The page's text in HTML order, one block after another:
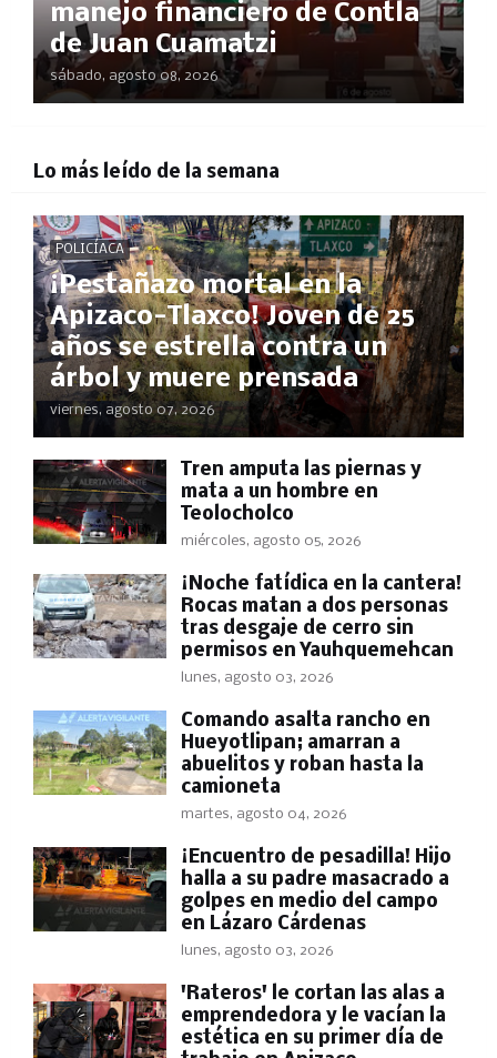
manejo financiero de Contla
de Juan Cuamatzi
sábado, agosto 08, 2026
Lo más leído de la semana
POLICÍACA
¡Pestañazo mortal en la
Apizaco-Tlaxco! Joven de 25
años se estrella contra un
árbol y muere prensada
viernes, agosto 07, 2026
Tren amputa las piernas y
mata a un hombre en
Teolocholco
miércoles, agosto 05, 2026
​¡Noche fatídica en la cantera!
Rocas matan a dos personas
tras desgaje de cerro sin
permisos en Yauhquemehcan
lunes, agosto 03, 2026
Comando asalta rancho en
Hueyotlipan; amarran a
abuelitos y roban hasta la
camioneta
martes, agosto 04, 2026
​¡Encuentro de pesadilla! Hijo
halla a su padre masacrado a
golpes en medio del campo
en Lázaro Cárdenas
lunes, agosto 03, 2026
'Rateros' le cortan las alas a
emprendedora y le vacían la
estética en su primer día de